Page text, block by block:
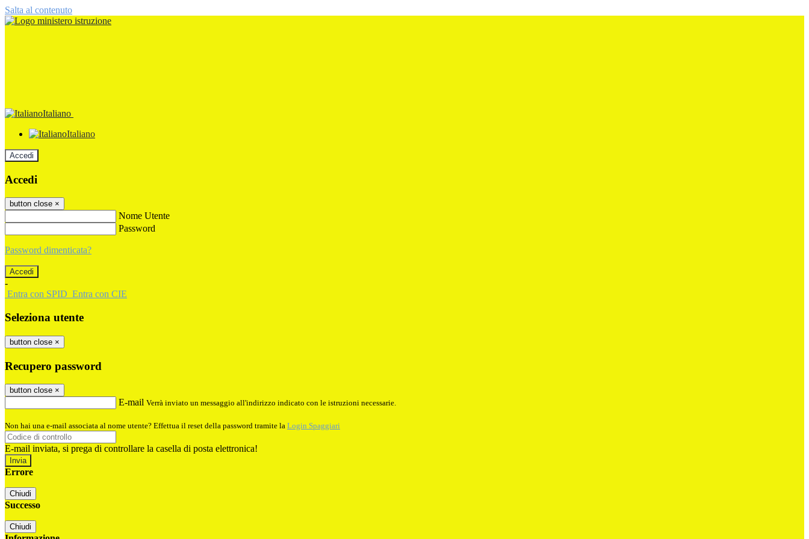
Salta al contenuto
Italiano
Italiano
Accedi
Accedi
button close ×
Nome Utente
Password
Password dimenticata?
-
Entra con SPID Entra con CIE
Seleziona utente
button close ×
Recupero password
button close ×
E-mail Verrà inviato un messaggio all'indirizzo indicato con le istruzioni necessarie.
Non hai una e-mail associata al nome utente? Effettua il reset della password tramite la Login Spaggiari
E-mail inviata, si prega di controllare la casella di posta elettronica!
Errore
Chiudi
Successo
Chiudi